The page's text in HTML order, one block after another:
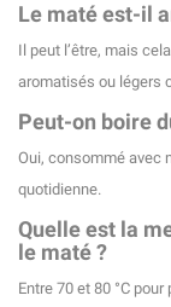
Le maté est-il
Il peut l’être, mais
aromatisés ou légers
Peut-on boire
Oui, consommé avec
quotidienne.
Quelle est la
le maté ?
Entre 70 et 80 °C